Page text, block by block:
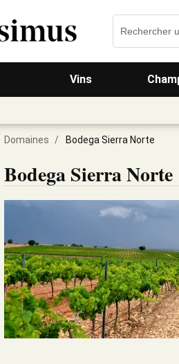
Vins
Domaines / Bodega Sierra Norte
Bodega Sierra Norte